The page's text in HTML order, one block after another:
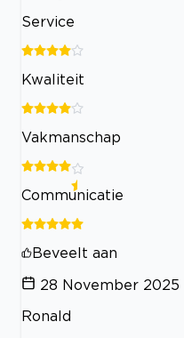
Service
Kwaliteit
Vakmanschap
Communicatie
Beveelt aan
28 November 2025
Ronald